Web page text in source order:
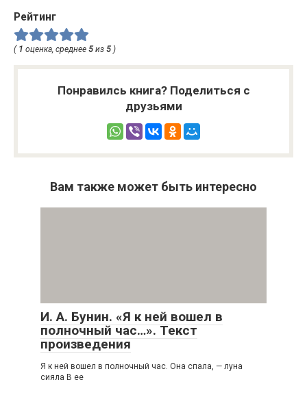
Рейтинг
( 1 оценка, среднее 5 из 5 )
Понравилсь книга? Поделиться с
друзьями
Вам также может быть интересно
И. А. Бунин. «Я к ней вошел в
полночный час…». Текст
произведения
Я к ней вошел в полночный час. Она спала, — луна
сияла В ее